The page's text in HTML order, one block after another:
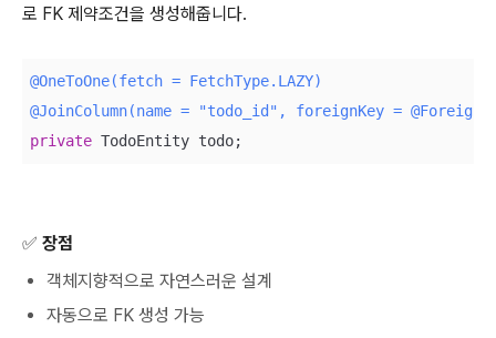
로 FK 제약조건을 생성해줍니다.
@OneToOne(fetch = FetchType.LAZY)
@JoinColumn(name = "todo_id", foreignKey =
private TodoEntity todo;
✅ 장점
객체지향적으로 자연스러운 설계
자동으로 FK 생성 가능